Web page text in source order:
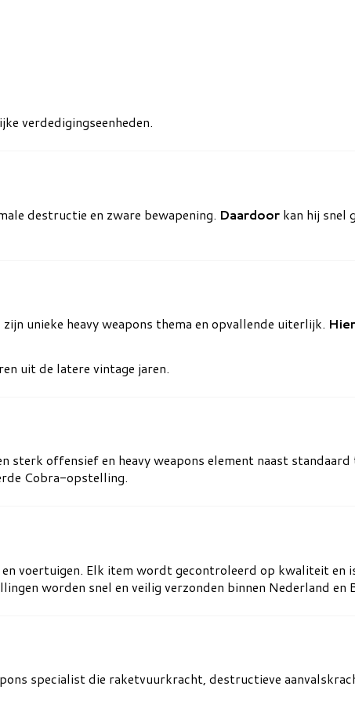
verdedigingseenheden.
destructie en zware bewapening. Daardoor kan hij snel
unieke heavy weapons thema en opvallende uiterlijk.
uit de latere vintage jaren.
sterk offensief en heavy weapons element naast standaard
Cobra-opstelling.
voertuigen. Elk item wordt gecontroleerd op kwaliteit en
worden snel en veilig verzonden binnen Nederland en
specialist die raketvuurkracht, destructieve